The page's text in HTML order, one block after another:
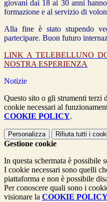
giovani dai 18 ai 30 anni
formazione e al servizio di
Alla fine è stato stupendo
partecipare. Buon futuro
LINK A TELEBELLUNO
NOSTRA ESPERIENZA
Notizie
Questo sito o gli strumenti terzi
cookie necessari al
COOKIE POLICY.
Personalizza Rifiuta tutti i
Gestione cookie
In questa schermata è possibile
I cookie necessari sono quelli
piattaforma e non è possibile
Per conoscere quali sono i
visionare la COOKIE